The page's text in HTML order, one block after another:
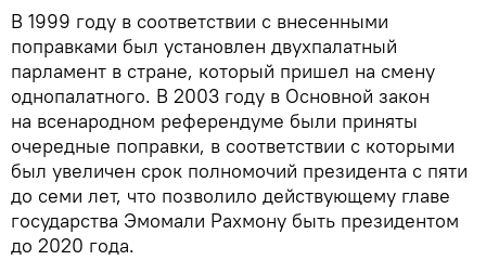
В 1999 году в соответствии с внесенными
поправками был установлен двухпалатный
парламент в стране, который пришел на смену
однопалатного. В 2003 году в Основной закон
на всенародном референдуме были приняты
очередные поправки, в соответствии с которыми
был увеличен срок полномочий президента с пяти
до семи лет, что позволило действующему главе
государства Эмомали Рахмону быть президентом
до 2020 года.